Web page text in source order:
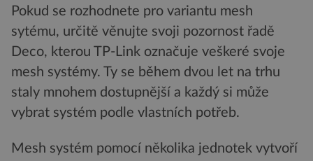
Pokud se rozhodnete pro variantu mesh
sytému, určitě věnujte svoji pozornost řadě
Deco, kterou TP-Link označuje veškeré svoje
mesh systémy. Ty se během dvou let na trhu
staly mnohem dostupnější a každý si může
vybrat systém podle vlastních potřeb.
Mesh systém pomocí několika jednotek vytvoří